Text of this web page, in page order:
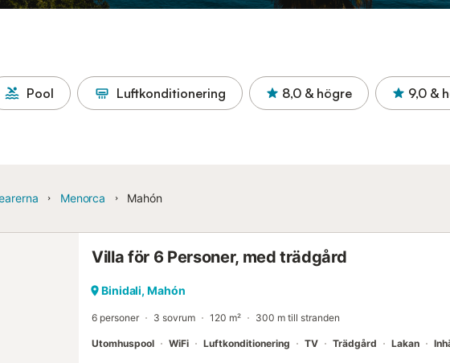
Pool Luftkonditionering 8,0 & högre 9,0 &
Menorca Mahón
Villa för 6 Personer, med trädgård
Binidali, Mahón
6 personer 3 sovrum 120 m² 300 m till stranden
Utomhuspool WiFi Luftkonditionering TV Trädgård Lakan